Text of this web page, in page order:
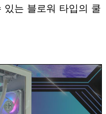
있는 블로워 타입의 쿨